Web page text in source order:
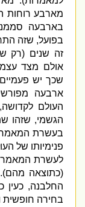
מארבע רוחות
בארבעה
בפועל,שזה
זה שנים(רק
אולם מצד
שכך יש פעמיים"
ארבעה
העולם לקדושה,
הגשמי,שזהו
בעשרת
פנימיותו של
לעשרת
כתוצאה מהם).
החלבנה,כעין
בחירה חופשית